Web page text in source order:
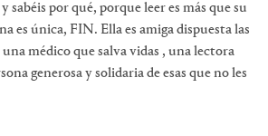
sabéis por qué, porque leer es más que su
es única, FIN. Ella es amiga dispuesta las
médico que salva vidas , una lectora
generosa y solidaria de esas que no les